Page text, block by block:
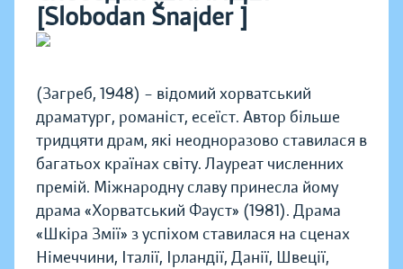
[Slobodan Šnajder ]
(Загреб, 1948) – відомий хорватський
драматург, романіст, есеїст. Автор більше
тридцяти драм, які неодноразово ставилася в
багатьох країнах світу. Лауреат численних
премій. Міжнародну славу принесла йому
драма «Хорватський Фауст» (1981). Драма
«Шкіра Змії» з успіхом ставилася на сценах
Німеччини, Італії, Ірландії, Данії, Швеції,